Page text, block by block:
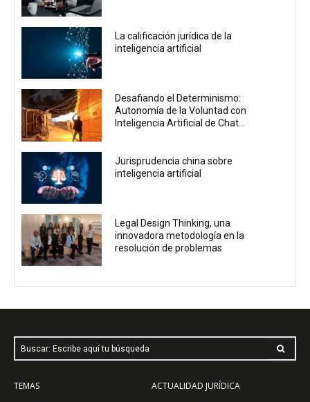
La calificación jurídica de la
inteligencia artificial
Desafiando el Determinismo:
Autonomía de la Voluntad con
Inteligencia Artificial de Chat...
Jurisprudencia china sobre
inteligencia artificial
Legal Design Thinking, una
innovadora metodología en la
resolución de problemas
Buscar: Escribe aquí tu búsqueda
TEMAS
ACTUALIDAD JURÍDICA